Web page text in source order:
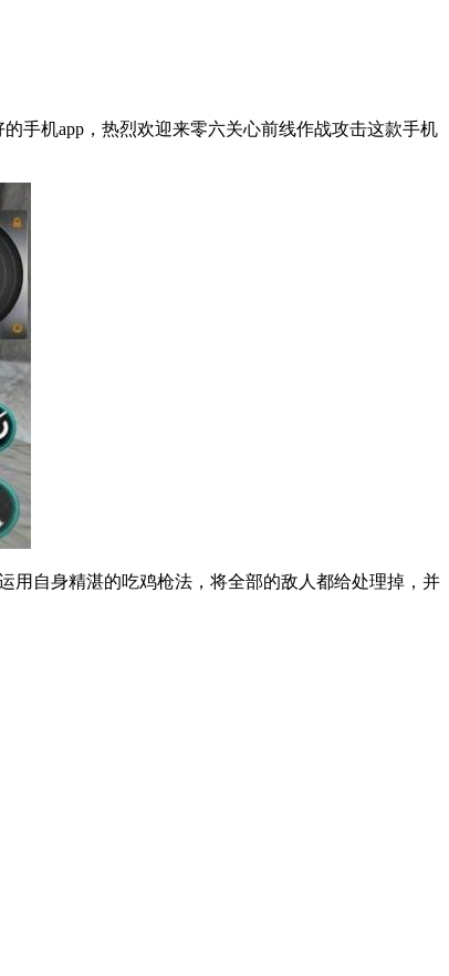
手机app，热烈欢迎来零六关心前线作战攻击这款手机
用自身精湛的吃鸡枪法，将全部的敌人都给处理掉，并